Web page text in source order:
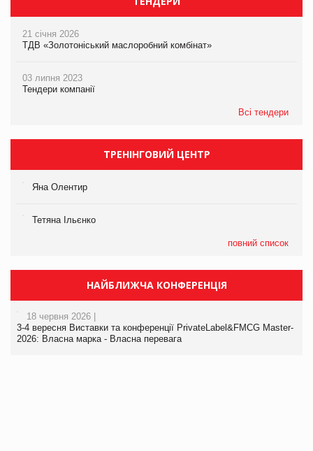
21 січня 2026
ТДВ «Золотоніський маслоробний комбінат»
03 липня 2023
Тендери компанії
Всі тендери
ТРЕНІНГОВИЙ ЦЕНТР
Яна Олентир
Тетяна Ільєнко
повний список
НАЙБЛИЖЧА КОНФЕРЕНЦІЯ
18 червня 2026 |
3-4 вересня Виставки та конференції PrivateLabel&FMCG Master-
2026: Власна марка - Власна перевага